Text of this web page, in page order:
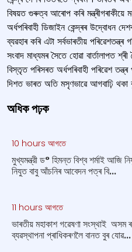
বিষয়ত গুৰুত্ব আৰোপ কৰি
অর্ধপৰিবাহী ডিজাইন কেন্দ্ৰৰ উদ্বোধন
ব্যৱহাৰ কৰি এটা সৰ্বভাৰতীয়
সংবাদ মাধ্যমৰ সৈতে হোৱা বাৰ্তালাপত
বিস্তৃত পৰিসৰত অৰ্ধপৰিবাহী পৰিৱেশ তন্ত্ৰ
দিশত ভাৰত অতি মসৃণভাৱে আগবাঢ়ি থকা
অধিক পঢ়ক
10 hours আগতে
মুখ্যমন্ত্রী ড° হিমন্ত বিশ্ব শর্মাই আজি
নিযুত বাবু আঁচনিৰ আবেদন পত্ৰ বি...
11 hours আগতে
ভাৰতীয় মহাকাশ গৱেষণা সংস্থাই অসম
ব্যৱস্থাপনা প্ৰাধিকৰণলৈ বানত বুৰ যোৱ...